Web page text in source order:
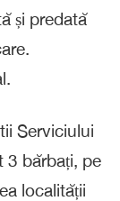
și predată
Serviciului
3 bărbați, pe
localității